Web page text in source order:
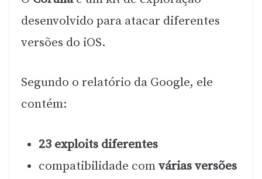
desenvolvido para atacar diferentes
versões do iOS.
Segundo o relatório da Google, ele
contém:
23 exploits diferentes
compatibilidade comvárias versões